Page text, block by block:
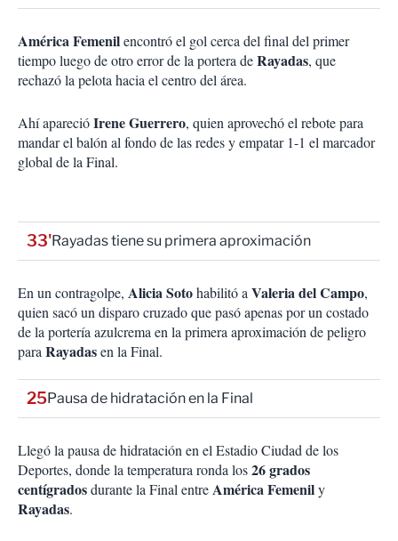
América Femenilencontró el gol cerca del final del primer
tiempo luego de otro error de la portera deRayadas, que
rechazó la pelota hacia el centro del área.
Ahí aparecióIrene Guerrero, quien aprovechó el rebote para
mandar el balón al fondo de las redes y empatar 1-1 el marcador
global de la Final.
33'Rayadas tiene su primera aproximación
En un contragolpe, Alicia Sotohabilitó aValeria del Campo,
quien sacó un disparo cruzado que pasó apenas por un costado
de la portería azulcrema en la primera aproximación de peligro
paraRayadasen la Final.
25Pausa de hidratación en la Final
Llegó la pausa de hidratación en el Estadio Ciudad de los
Deportes, donde la temperatura ronda los26 grados
centígradosdurante la Final entreAmérica Femenily
Rayadas.